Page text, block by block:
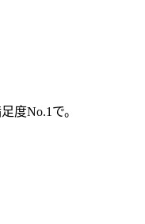
度No.1で。